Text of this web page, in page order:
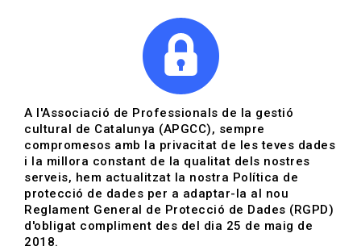
Actualitat | Arts visuals
Data de publicació: 11-04-2024
HOME
A l'Associació de Professionals de la gestió
cultural de Catalunya (APGCC), sempre
compromesos amb la privacitat de les teves dades
i la millora constant de la qualitat dels nostres
serveis, hem actualitzat la nostra Política de
protecció de dades per a adaptar-la al nou
Reglament General de Protecció de Dades (RGPD)
d'obligat compliment des del dia 25 de maig de
2018.